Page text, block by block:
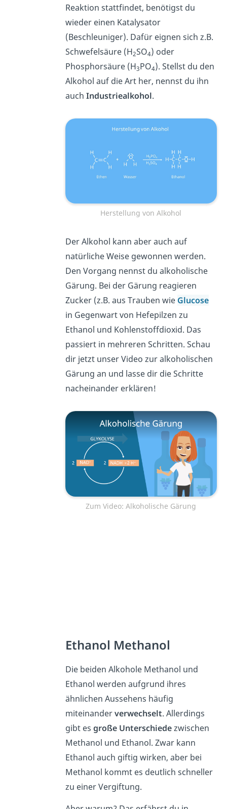
Reaktion stattfindet, benötigst du
wieder einen Katalysator
(Beschleuniger). Dafür eignen sich z.B.
Schwefelsäure (H2SO4) oder
Phosphorsäure (H3PO4). Stellst du den
Alkohol auf die Art her, nennst du ihn
auch Industriealkohol.
Herstellung von Alkohol
Der Alkohol kann aber auch auf
natürliche Weise gewonnen werden.
Den Vorgang nennst du alkoholische
Gärung. Bei der Gärung reagieren
Zucker (z.B. aus Trauben wie Glucose
in Gegenwart von Hefepilzen zu
Ethanol und Kohlenstoffdioxid. Das
passiert in mehreren Schritten. Schau
dir jetzt unser Video zur alkoholischen
Gärung an und lasse dir die Schritte
nacheinander erklären!
Zum Video: Alkoholische Gärung
Ethanol Methanol
Die beiden Alkohole Methanol und
Ethanol werden aufgrund ihres
ähnlichen Aussehens häufig
miteinanderverwechselt. Allerdings
gibt es große Unterschiedezwischen
Methanol und Ethanol. Zwar kann
Ethanol auch giftig wirken, aber bei
Methanol kommt es deutlich schneller
zu einer Vergiftung.